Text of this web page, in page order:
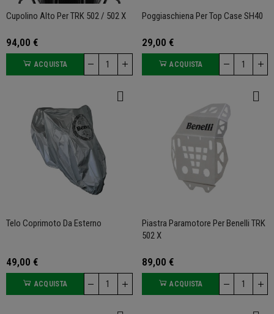
Cupolino Alto Per TRK 502 / 502 X
94,00 €
ACQUISTA
Poggiaschiena Per Top Case SH40
29,00 €
ACQUISTA
Telo Coprimoto Da Esterno
49,00 €
ACQUISTA
Piastra Paramotore Per Benelli TRK
502 X
89,00 €
ACQUISTA